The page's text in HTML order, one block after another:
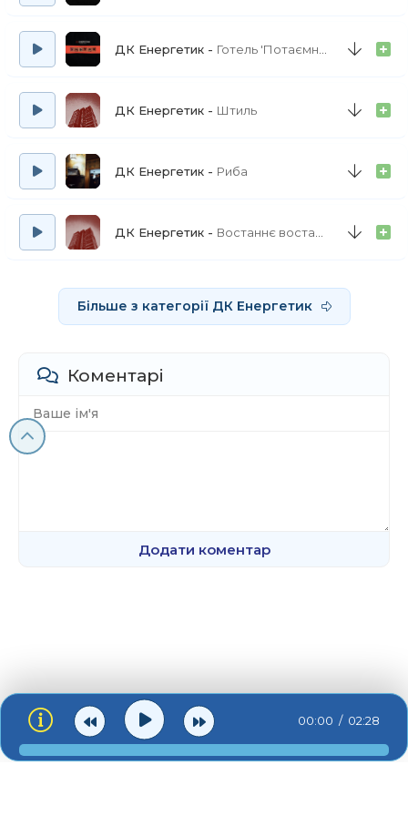
ДК Енергетик Готель 'Потаємний'
ДК Енергетик Штиль
ДК Енергетик Риба
ДК Енергетик Востаннє востаннє
Більше з категорії ДК Енергетик
Коментарі
Додати коментар
00:00 02:28